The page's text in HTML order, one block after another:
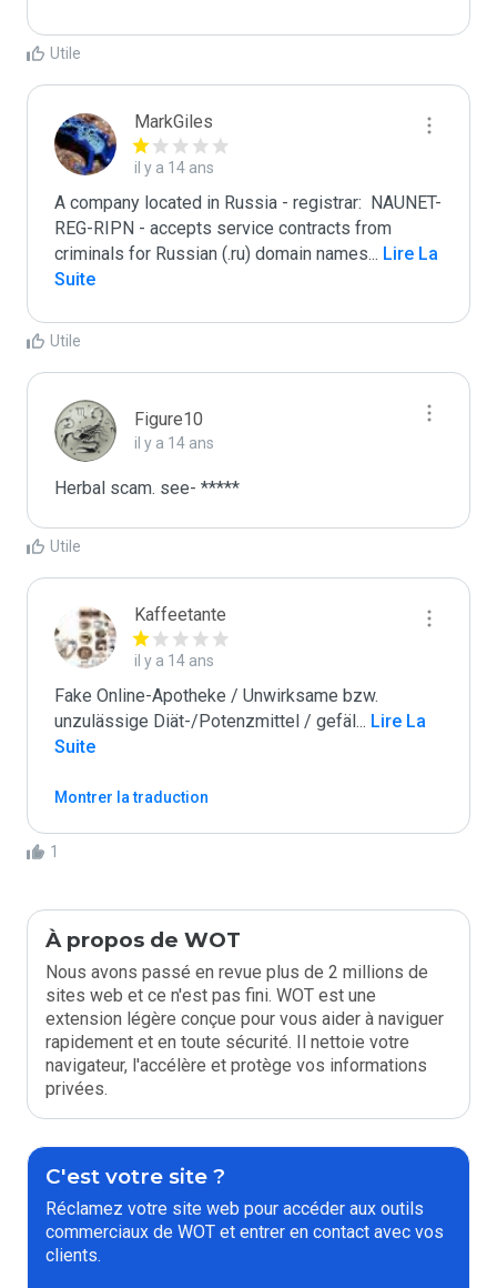
Utile
MarkGiles
il y a 14 ans
A company located in Russia - registrar:  NAUNET-
REG-RIPN - accepts service contracts from
criminals for Russian (.ru) domain names... Lire La
Suite
Utile
Figure10
il y a 14 ans
Herbal scam. see- *****
Utile
Kaffeetante
il y a 14 ans
Fake Online-Apotheke / Unwirksame bzw.
unzulässige Diät-/Potenzmittel / gefäl... Lire La
Suite
Montrer la traduction
1
À propos de WOT
Nous avons passé en revue plus de 2 millions de
sites web et ce n'est pas fini. WOT est une
extension légère conçue pour vous aider à naviguer
rapidement et en toute sécurité. Il nettoie votre
navigateur, l'accélère et protège vos informations
privées.
C'est votre site ?
Réclamez votre site web pour accéder aux outils
commerciaux de WOT et entrer en contact avec vos
clients.